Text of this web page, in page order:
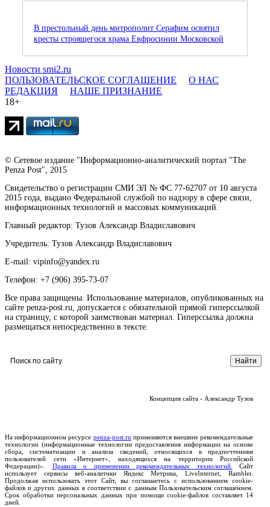
В престольный день митрополит Серафим освятил
кресты строящегося храма Евфросинии Московской
Новости smi2.ru
ПОЛЬЗОВАТЕЛЬСКОЕ СОГЛАШЕНИЕ
О НАС
РЕДАКЦИЯ
НАШЕ ПРИЗНАНИЕ
18+
© Сетевое издание "Информационно-аналитический портал "The
Penza Post", 2015
Свидетельство о регистрации СМИ ЭЛ № ФС 77-62707 от 10 августа
2015 года, выдано Федеральной службой по надзору в сфере связи,
информационных технологий и массовых коммуникаций.
Главный редактор: Тузов Александр Владиславович
Учредитель: Тузов Александр Владиславович
E-mail: vipinfo@yandex.ru
Телефон: +7 (906) 395-73-07
Все права защищены. Использование материалов, опубликованных на
сайте penza-post.ru, допускается с обязательной прямой гиперссылкой
на страницу, с которой заимствован материал. Гиперссылка должна
размещаться непосредственно в тексте.
Концепция сайта - Александр Тузов
На информационном ресурсе penza-post.ru применяются внешние рекомендательные
технологии (информационные технологии предоставления информации на основе
сбора, систематизации и анализа сведений, относящихся к предпочтениям
пользователей сети «Интернет», находящихся на территории Российской
Федерации)». Правила о применении рекомендательных технологий.
Сайт
использует сервисы веб-аналитики Яндекс Метрика, LiveInternet, Rambler.
Продолжая использовать этот Сайт, вы соглашаетесь с использованием cookie-
файлов и других данных в соответствии с данным Пользовательским соглашением.
Срок обработки персональных данных при помощи cookie-файлов составляет 14
дней.